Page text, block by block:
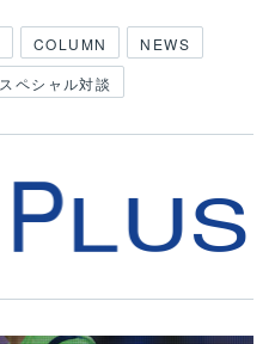
COLUMN
NEWS
スペシャル対談